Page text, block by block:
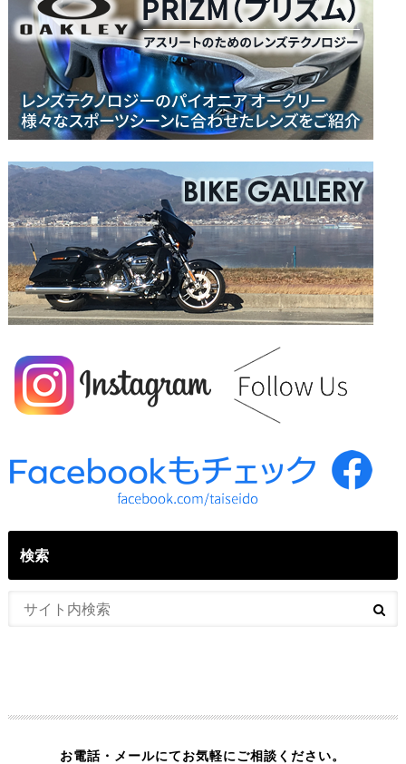
検索
お電話・メールにてお気軽にご相談ください。